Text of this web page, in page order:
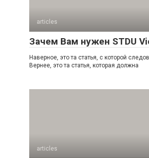
articles
Зачем Вам нужен STDU
Наверное, это та статья, с которой
Вернее, это та статья, которая должна
articles